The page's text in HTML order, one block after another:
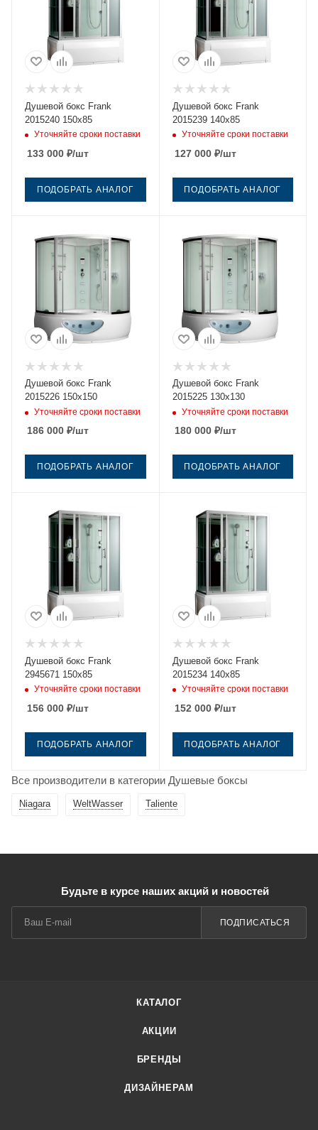
Душевой бокс Frank
2015240 150х85
Уточняйте сроки поставки
133 000 ₽/шт
ПОДОБРАТЬ АНАЛОГ
Душевой бокс Frank
2015239 140х85
Уточняйте сроки поставки
127 000₽/шт
ПОДОБРАТЬ АНАЛОГ
Душевой бокс Frank
2015226 150х150
Уточняйте сроки поставки
186 000 ₽/шт
ПОДОБРАТЬ АНАЛОГ
Душевой бокс Frank
2015225 130х130
Уточняйте сроки поставки
180 000₽/шт
ПОДОБРАТЬ АНАЛОГ
Душевой бокс Frank
2945671 150х85
Уточняйте сроки поставки
156 000 ₽/шт
ПОДОБРАТЬ АНАЛОГ
Душевой бокс Frank
2015234 140х85
Уточняйте сроки поставки
152 000₽/шт
ПОДОБРАТЬ АНАЛОГ
Все производители в категории Душевые боксы
Niagara WeltWasser Taliente
Будьте в курсе наших акций и новостей
ПОДПИСАТЬСЯ
КАТАЛОГ
АКЦИИ
БРЕНДЫ
ДИЗАЙНЕРАМ